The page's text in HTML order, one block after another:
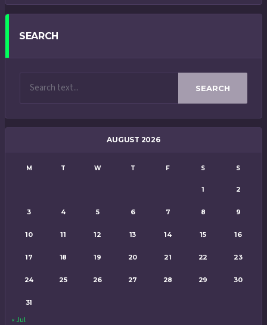
SEARCH
SEARCH
AUGUST 2026
M T W T F S S
1 2
3 4 5 6 7 8 9
10 11 12 13 14 15 16
17 18 19 20 21 22 23
24 25 26 27 28 29 30
31
« Jul